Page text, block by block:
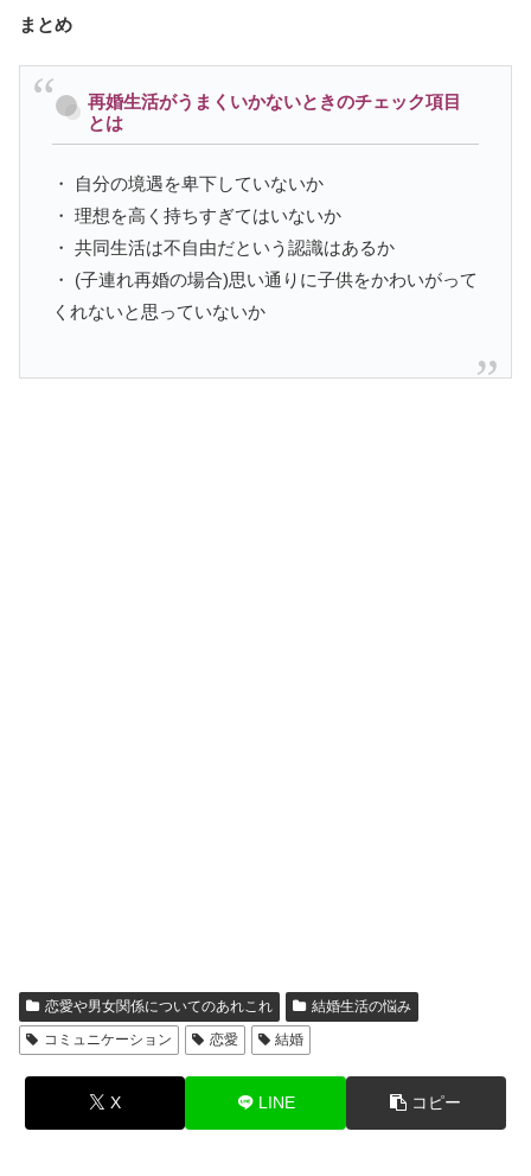
まとめ
再婚生活がうまくいかないときのチェック項目
とは
・ 自分の境遇を卑下していないか
・ 理想を高く持ちすぎてはいないか
・ 共同生活は不自由だという認識はあるか
・ (子連れ再婚の場合)思い通りに子供をかわいがって
くれないと思っていないか
恋愛や男女関係についてのあれこれ
結婚生活の悩み
コミュニケーション
恋愛 結婚
X LINE コピー